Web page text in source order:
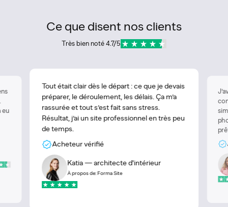
Ce que disent nos clients
Très bien noté 4.7/5
eu
Tout était clair dès le départ : ce que je devais
préparer, le déroulement, les délais. Ça m’a
rassurée et tout s’est fait sans stress.
Résultat, j’ai un site professionnel en très peu
de temps.
Acheteur vérifié
Katia — architecte d'intérieur
À propos de: Forma Site